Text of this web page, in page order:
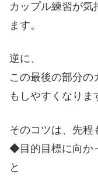
カップル練習が気
ます。
逆に、
この最後の部分の
もしやすくなりま
そのコツは、先程
◆目的目標に向か
と